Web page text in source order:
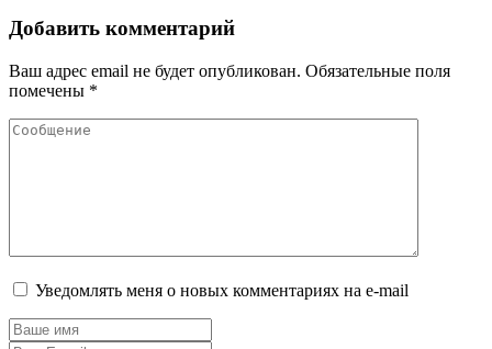
Добавить комментарий
Ваш адрес email не будет опубликован. Обязательные поля
помечены *
Уведомлять меня о новых комментариях на e-mail